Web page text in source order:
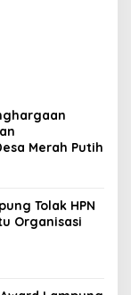
Merah Putih
Tolak HPN
Organisasi